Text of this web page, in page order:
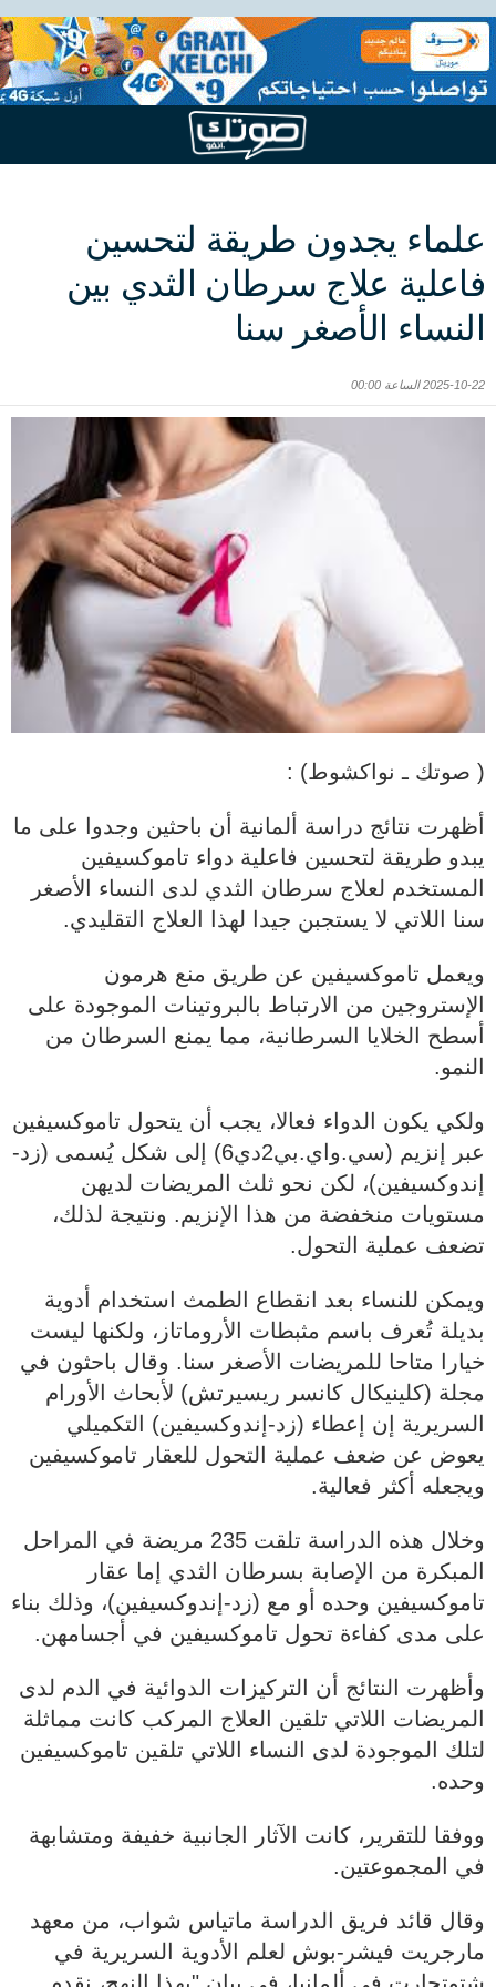
علماء يجدون طريقة لتحسين
فاعلية علاج سرطان الثدي بين
النساء الأصغر سنا
2025-10-22 الساعة 00:00
( صوتك ـ نواكشوط) :
أظهرت نتائج دراسة ألمانية أن باحثين وجدوا على ما
يبدو طريقة لتحسين فاعلية دواء تاموكسيفين
المستخدم لعلاج سرطان الثدي لدى النساء الأصغر
سنا اللاتي لا يستجبن جيدا لهذا العلاج التقليدي.
ويعمل تاموكسيفين عن طريق منع هرمون
الإستروجين من الارتباط بالبروتينات الموجودة على
أسطح الخلايا السرطانية، مما يمنع السرطان من
النمو.
ولكي يكون الدواء فعالا، يجب أن يتحول تاموكسيفين
عبر إنزيم (سي.واي.بي2دي6) إلى شكل يُسمى (زد-
إندوكسيفين)، لكن نحو ثلث المريضات لديهن
مستويات منخفضة من هذا الإنزيم. ونتيجة لذلك،
تضعف عملية التحول.
ويمكن للنساء بعد انقطاع الطمث استخدام أدوية
بديلة تُعرف باسم مثبطات الأروماتاز، ولكنها ليست
خيارا متاحا للمريضات الأصغر سنا. وقال باحثون في
مجلة (كلينيكال كانسر ريسيرتش) لأبحاث الأورام
السريرية إن إعطاء (زد-إندوكسيفين) التكميلي
يعوض عن ضعف عملية التحول للعقار تاموكسيفين
ويجعله أكثر فعالية.
وخلال هذه الدراسة تلقت 235 مريضة في المراحل
المبكرة من الإصابة بسرطان الثدي إما عقار
تاموكسيفين وحده أو مع (زد-إندوكسيفين)، وذلك بناء
على مدى كفاءة تحول تاموكسيفين في أجسامهن.
وأظهرت النتائج أن التركيزات الدوائية في الدم لدى
المريضات اللاتي تلقين العلاج المركب كانت مماثلة
لتلك الموجودة لدى النساء اللاتي تلقين تاموكسيفين
وحده.
ووفقا للتقرير، كانت الآثار الجانبية خفيفة ومتشابهة
في المجموعتين.
وقال قائد فريق الدراسة ماتياس شواب، من معهد
مارجريت فيشر-بوش لعلم الأدوية السريرية في